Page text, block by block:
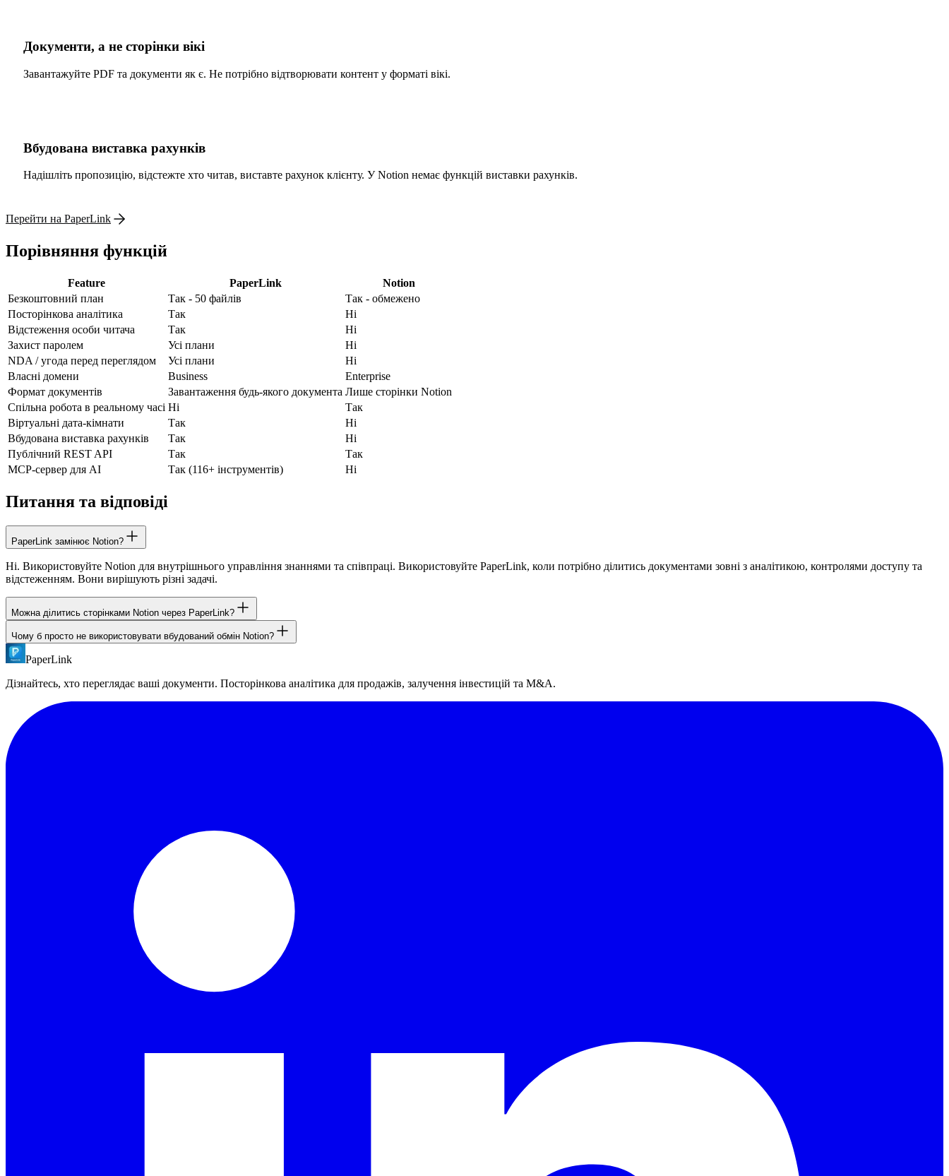
Документи, а не сторінки вікі
Завантажуйте PDF та документи як є. Не потрібно відтворювати контент у форматі вікі.
Вбудована виставка рахунків
Надішліть пропозицію, відстежте хто читав, виставте рахунок клієнту. У Notion немає функцій виставки рахунків.
Перейти на PaperLink
Порівняння функцій
Feature PaperLink
Notion
Безкоштовний план
Так - 50 файлів
Так - обмежено
Посторінкова аналітика
Так
Ні
Відстеження особи читача
Так
Ні
Захист паролем
Усі плани
Ні
NDA / угода перед переглядом
Усі плани
Ні
Власні домени
Business
Enterprise
Формат документів
Завантаження будь-якого документа Лише сторінки Notion
Спільна робота в реальному часі Ні
Так
Віртуальні дата-кімнати
Так
Ні
Вбудована виставка рахунків
Так
Ні
Публічний REST API
Так
Так
MCP-сервер для AI
Так (116+ інструментів) Ні
Питання та відповіді
PaperLink замінює Notion?
Ні. Використовуйте Notion для внутрішнього управління знаннями та співпраці. Використовуйте PaperLink, коли потрібно ділитись документами зовні з аналітикою, контролями доступу та
відстеженням. Вони вирішують різні задачі.
Можна ділитись сторінками Notion через PaperLink?
Безпосередньо - ні. Експортуйте сторінку Notion як PDF, потім завантажте в PaperLink, щоб отримати аналітику та контролі доступу.
Чому б просто не використовувати вбудований обмін Notion?
Обмін Notion не надає посторінкової аналітики, захисту паролем, вимоги NDA чи терміну дії посилань. PaperLink розроблений спеціально для захищеного зовнішнього обміну документами з
PaperLink
Дізнайтесь, хто переглядає ваші документи. Посторінкова аналітика для продажів, залучення інвестицій та M&A.